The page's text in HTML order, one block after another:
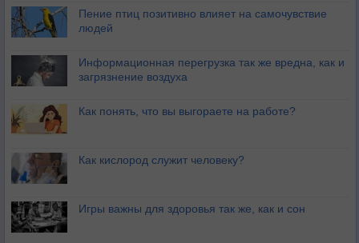
Пение птиц позитивно влияет на самочувствие
людей
Информационная перегрузка так же вредна, как и
загрязнение воздуха
Как понять, что вы выгораете на работе?
Как кислород служит человеку?
Игры важны для здоровья так же, как и сон